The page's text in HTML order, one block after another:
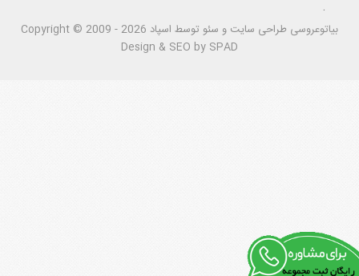
.
بیاتوعروسی Copyright © 2009 - 2026 طراحی سايت و سئو توسط اسپاد
Design & SEO by SPAD